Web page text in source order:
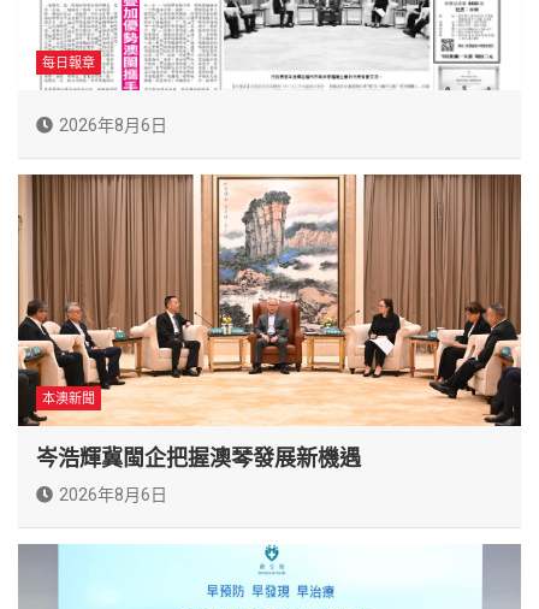
每日報章
2026年8月6日
本澳新聞
岑浩輝冀閩企把握澳琴發展新機遇
2026年8月6日